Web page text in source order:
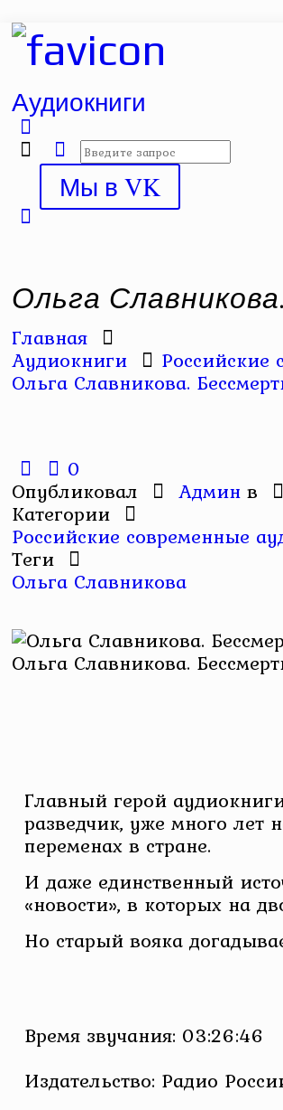
Аудиокниги
Мы в VK
Ольга
Главная
Аудиокниги Российские
Ольга Славникова.
0
Опубликовал Админ в
Категории
Российские современные
Теги
Ольга Славникова
Ольга Славникова.
Главный герой
разведчик, уже много лет
переменах в стране.
И даже единственный
«новости», в которых на
Но старый вояка
Время звучания: 03:26:46
Издательство: Радио